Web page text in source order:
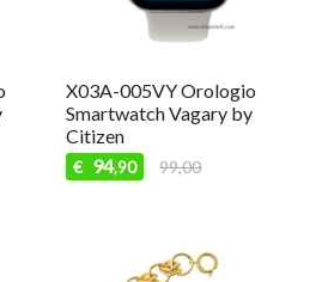
SWLJ005 Orologio
Smartwatch donna Liu jo
€ 79,90